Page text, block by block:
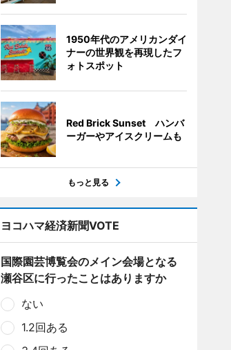
1950年代のアメリカンダイ
ナーの世界観を再現したフ
ォトスポット
Red Brick Sunset ハンバ
ーガーやアイスクリームも
もっと見る
ヨコハマ経済新聞VOTE
国際園芸博覧会のメイン会場となる
瀬谷区に行ったことはありますか
ない
1.2回ある